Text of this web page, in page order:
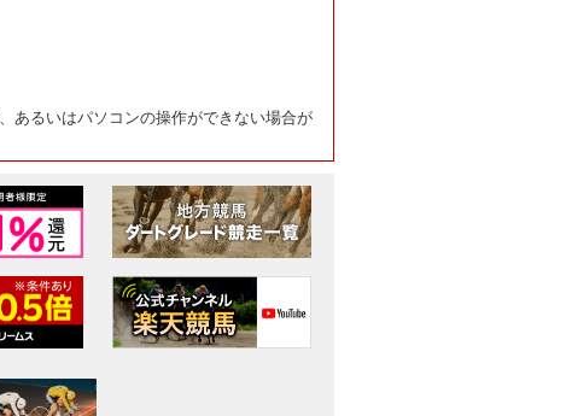
あるいはパソコンの操作ができない場合が